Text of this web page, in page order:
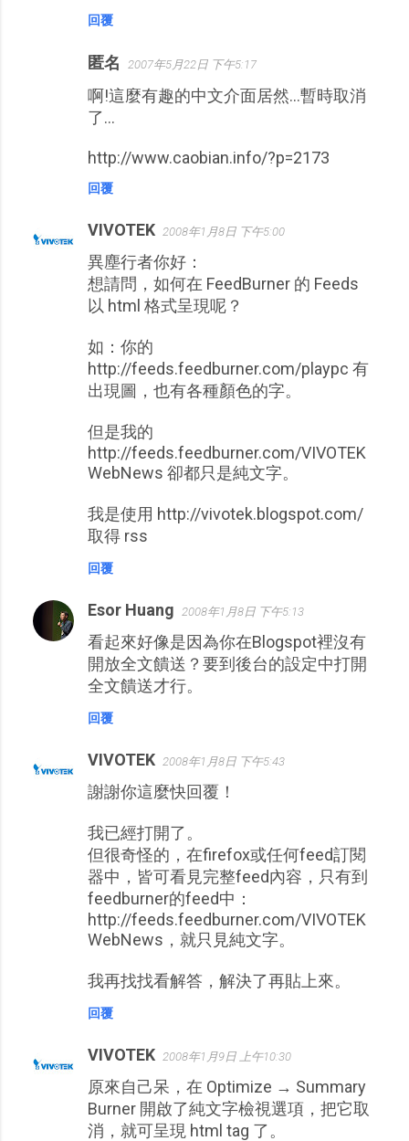
回覆
匿名 2007年5月22日 下午5:17
啊!這麼有趣的中文介面居然...暫時取消
了...
http://www.caobian.info/?p=2173
回覆
VIVOTEK 2008年1月8日 下午5:00
異塵行者你好：
想請問，如何在 FeedBurner 的 Feeds
以 html 格式呈現呢？
如：你的
http://feeds.feedburner.com/playpc 有
出現圖，也有各種顏色的字。
但是我的
http://feeds.feedburner.com/VIVOTEK
WebNews 卻都只是純文字。
我是使用 http://vivotek.blogspot.com/
取得 rss
回覆
Esor Huang 2008年1月8日 下午5:13
看起來好像是因為你在Blogspot裡沒有
開放全文饋送？要到後台的設定中打開
全文饋送才行。
回覆
VIVOTEK 2008年1月8日 下午5:43
謝謝你這麼快回覆！
我已經打開了。
但很奇怪的，在firefox或任何feed訂閱
器中，皆可看見完整feed內容，只有到
feedburner的feed中：
http://feeds.feedburner.com/VIVOTEK
WebNews，就只見純文字。
我再找找看解答，解決了再貼上來。
回覆
VIVOTEK 2008年1月9日 上午10:30
原來自己呆，在 Optimize → Summary
Burner 開啟了純文字檢視選項，把它取
消，就可呈現 html tag 了。